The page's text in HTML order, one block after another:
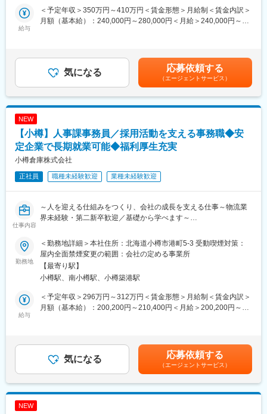
さらに、食品衛生管理者など約50種の資格取得をサポート。試験
合格後は費用を会社負担、手当支給（規定あり）もあります。
・安定企業で長期的にキャリアを築きたい方
・裁量ある仕事に挑戦したい方
・変更の範囲：会社の定める業務
＜具体的な業務内容＞
・樹脂原料の準備や製造機械への投入
・タッチパネルによる機械操作
■働く環境：
・空調完備の働きやすい環境！
■キャリアステップ：
同社では役職者の上限人数を定めず、頑張る方にはどんどん役職
をお任せしています。そのため、早期に昇格を目指していただけ
る環境です！
昇格を通じて年収ＵＰも目指せます◎
30代 班長 年収760万円
・オンリーワンのマシンのメンテナンスなど職務を拡げていくこ
とができます。
・工場、技術、営業といった他部署と連携し、製品の品質管理を
一緒に担っていきます。
・展示会等にも参加し、自身が製造した製品のその後を知ること
ができます。
自社で生産設備も開発することでコストを削減し、低コスト×高品
質をかなえています。
また、自社開発を行うことで顧客ニーズに柔軟に応えられる点も
給与
＜予定年収＞350万円～410万円＜賃金形態＞月給制＜賃金内訳＞
月額（基本給）：240,000円～280,000円＜月給＞240,000円～
り、選考を通じて上下する可能性があります。月給(月額)は固定手
当を含めた表記です。
気になる 応募依頼する
（エージェントサービス）
NEW
【小樽】人事課事務員／採用活動を支える事務職◆安
定企業で長期就業可能◆福利厚生充実
小樽倉庫株式会社
正社員 職種未経験歓迎 業種未経験歓迎
仕事内容
～人を迎える仕組みをつくり、会社の成長を支える仕事～物流業
界未経験・第二新卒歓迎／基礎から学べます～
■業務内容：
・人事課で、採用活動を支える事務ポジションです。
・求人管理や応募者対応、面接日程の調整などを通じて、採用が
スムーズに進むようサポートします。
※社内外の人と関わりながら進める「調整役」の仕事です。
■業務詳細：
・人事課にて、採用活動に関わる事務業務を中心に担当いただき
(2)求人に関する資料作成、データ整理
(3)応募者情報の管理、応募状況の確認
(4)応募書類の受付、社内関係者への共有
勤務地
＜勤務地詳細＞本社住所：北海道小樽市港町5-3 受動喫煙対策：
屋内全面禁煙変更の範囲：会社の定める事業所
【最寄り駅】
小樽駅、南小樽駅、小樽築港駅
給与
＜予定年収＞296万円～312万円＜賃金形態＞月給制＜賃金内訳＞
月額（基本給）：200,200円～210,400円＜月給＞200,200円～
考を通じて上下する可能性があります。月給(月額)は固定手当を含
めた表記です。
気になる 応募依頼する
（エージェントサービス）
NEW